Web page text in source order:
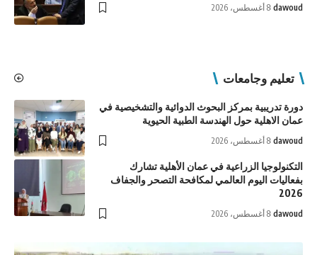
dawoud 8 أغسطس، 2026
تعليم وجامعات
دورة تدريبية بمركز البحوث الدوائية والتشخيصية في
عمان الاهلية حول الهندسة الطبية الحيوية
dawoud 8 أغسطس، 2026
التكنولوجيا الزراعية في عمان الأهلية تشارك
بفعاليات اليوم العالمي لمكافحة التصحر والجفاف
2026
dawoud 8 أغسطس، 2026